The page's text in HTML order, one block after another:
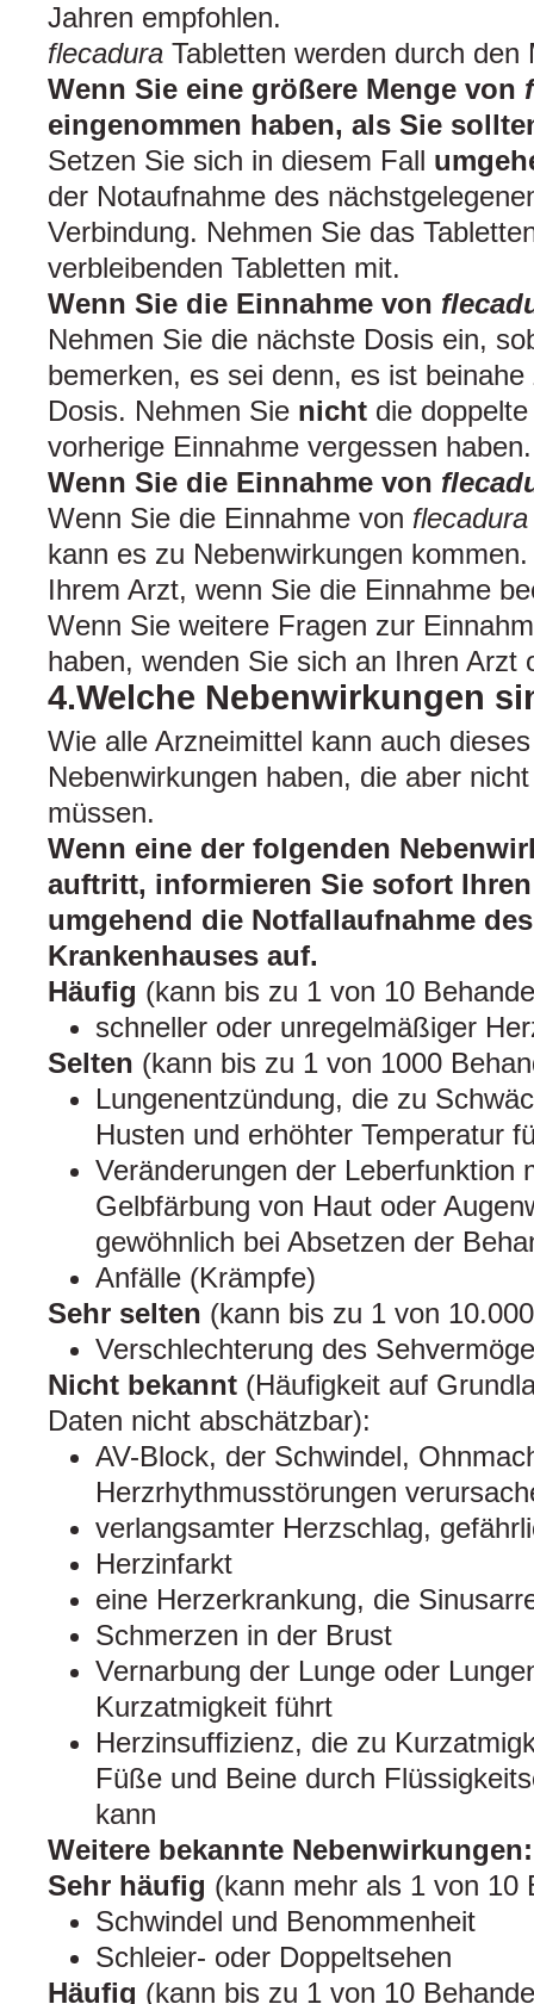
Jahren empfohlen.
flecadura Tabletten werden durch den
Wenn Sie eine größere Menge von
eingenommen haben, als Sie
Setzen Sie sich in diesem Fall
der Notaufnahme des
Verbindung. Nehmen Sie das
verbleibenden Tabletten mit.
Wenn Sie die Einnahme von
Nehmen Sie die nächste Dosis ein,
bemerken, es sei denn, es ist
Dosis. Nehmen Sie nicht die
vorherige Einnahme vergessen haben.
Wenn Sie die Einnahme von
Wenn Sie die Einnahme von flecadura
kann es zu Nebenwirkungen
Ihrem Arzt, wenn Sie die Einnahme
Wenn Sie weitere Fragen zur
haben, wenden Sie sich an Ihren Arzt
4.Welche Nebenwirkungen
Wie alle Arzneimittel kann auch
Nebenwirkungen haben, die aber
müssen.
Wenn eine der folgenden
auftritt, informieren Sie sofort
umgehend die Notfallaufnahme
Krankenhauses auf.
Häufig (kann bis zu 1 von 10
schneller oder unregelmäßiger
Selten (kann bis zu 1 von 1000
Lungenentzündung, die zu
Husten und erhöhter Temperatur
Veränderungen der Leberfunktion
Gelbfärbung von Haut oder
gewöhnlich bei Absetzen der
Anfälle (Krämpfe)
Sehr selten (kann bis zu 1 von
Verschlechterung des
Nicht bekannt (Häufigkeit auf
Daten nicht abschätzbar):
AV-Block, der Schwindel,
Herzrhythmusstörungen
verlangsamter Herzschlag,
Herzinfarkt
eine Herzerkrankung, die
Schmerzen in der Brust
Vernarbung der Lunge oder
Kurzatmigkeit führt
Herzinsuffizienz, die zu
Füße und Beine durch
kann
Weitere bekannte Nebenwirkungen:
Sehr häufig (kann mehr als 1 von 10
Schwindel und Benommenheit
Schleier- oder Doppeltsehen
Häufig (kann bis zu 1 von 10